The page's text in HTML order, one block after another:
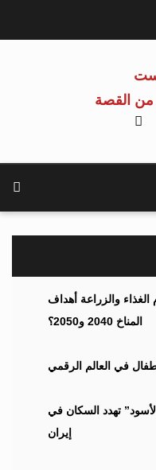
من القصة
والزراعة أهداف
المناخ 2040 و2050؟
في العالم الرقمي
تهدد السكان في
إيران